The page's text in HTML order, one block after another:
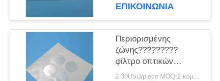
ΕΠΙΚΟΙΝΩΝΙΑ
Περιορισμένης
ζώνης?????????
φίλτρο οπτικών
συστημάτων 520nm
2-30USD/piece MOQ:2 κομμάτια